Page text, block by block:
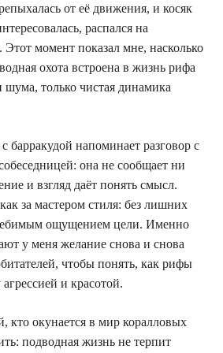
от её движения, и косяк
распался на
момент показал мне, насколько
охота встроена в жизнь рифа
только чистая динамика
барракудой напоминает разговор с
она не сообщает ни
и взгляд даёт понять смысл.
за мастером стиля: без лишних
ощущением цели. Именно
у меня желание снова и снова
чтобы понять, как рифы
и красотой.
кто окунается в мир коралловых
подводная жизнь не терпит